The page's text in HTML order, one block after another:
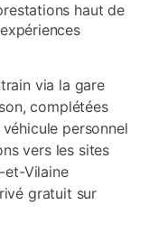
haut de
via la gare
complétées
personnel
vers les sites
et-Vilaine
gratuit sur